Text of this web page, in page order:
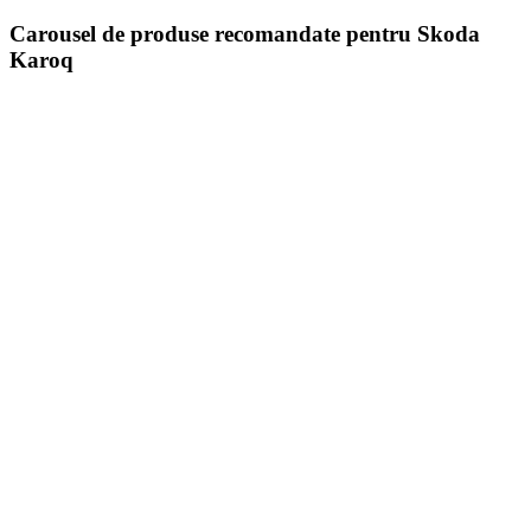
Carousel de produse recomandate pentru Skoda
Karoq